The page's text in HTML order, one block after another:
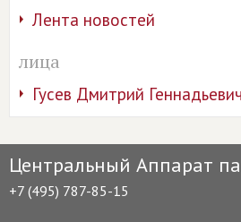
Лента новостей
лица
Гусев Дмитрий Геннадьевич
Центральный Аппарат
+7 (495) 787-85-15